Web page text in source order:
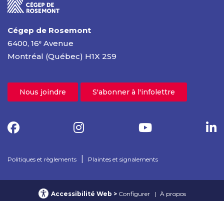
Cégep de Rosemont
6400, 16e Avenue
Montréal (Québec) H1X 2S9
Nous joindre S'abonner à l'infolettre
Politiques et règlements Plaintes et signalements
Accessibilité Web Configurer À propos